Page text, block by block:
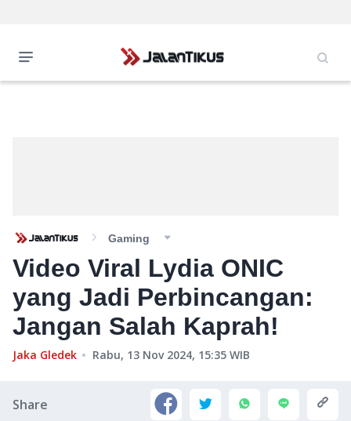
Gaming
Video Viral Lydia ONIC
yang Jadi Perbincangan:
Jangan Salah Kaprah!
Jaka Gledek Rabu, 13 Nov 2024, 15:35 WIB
Share